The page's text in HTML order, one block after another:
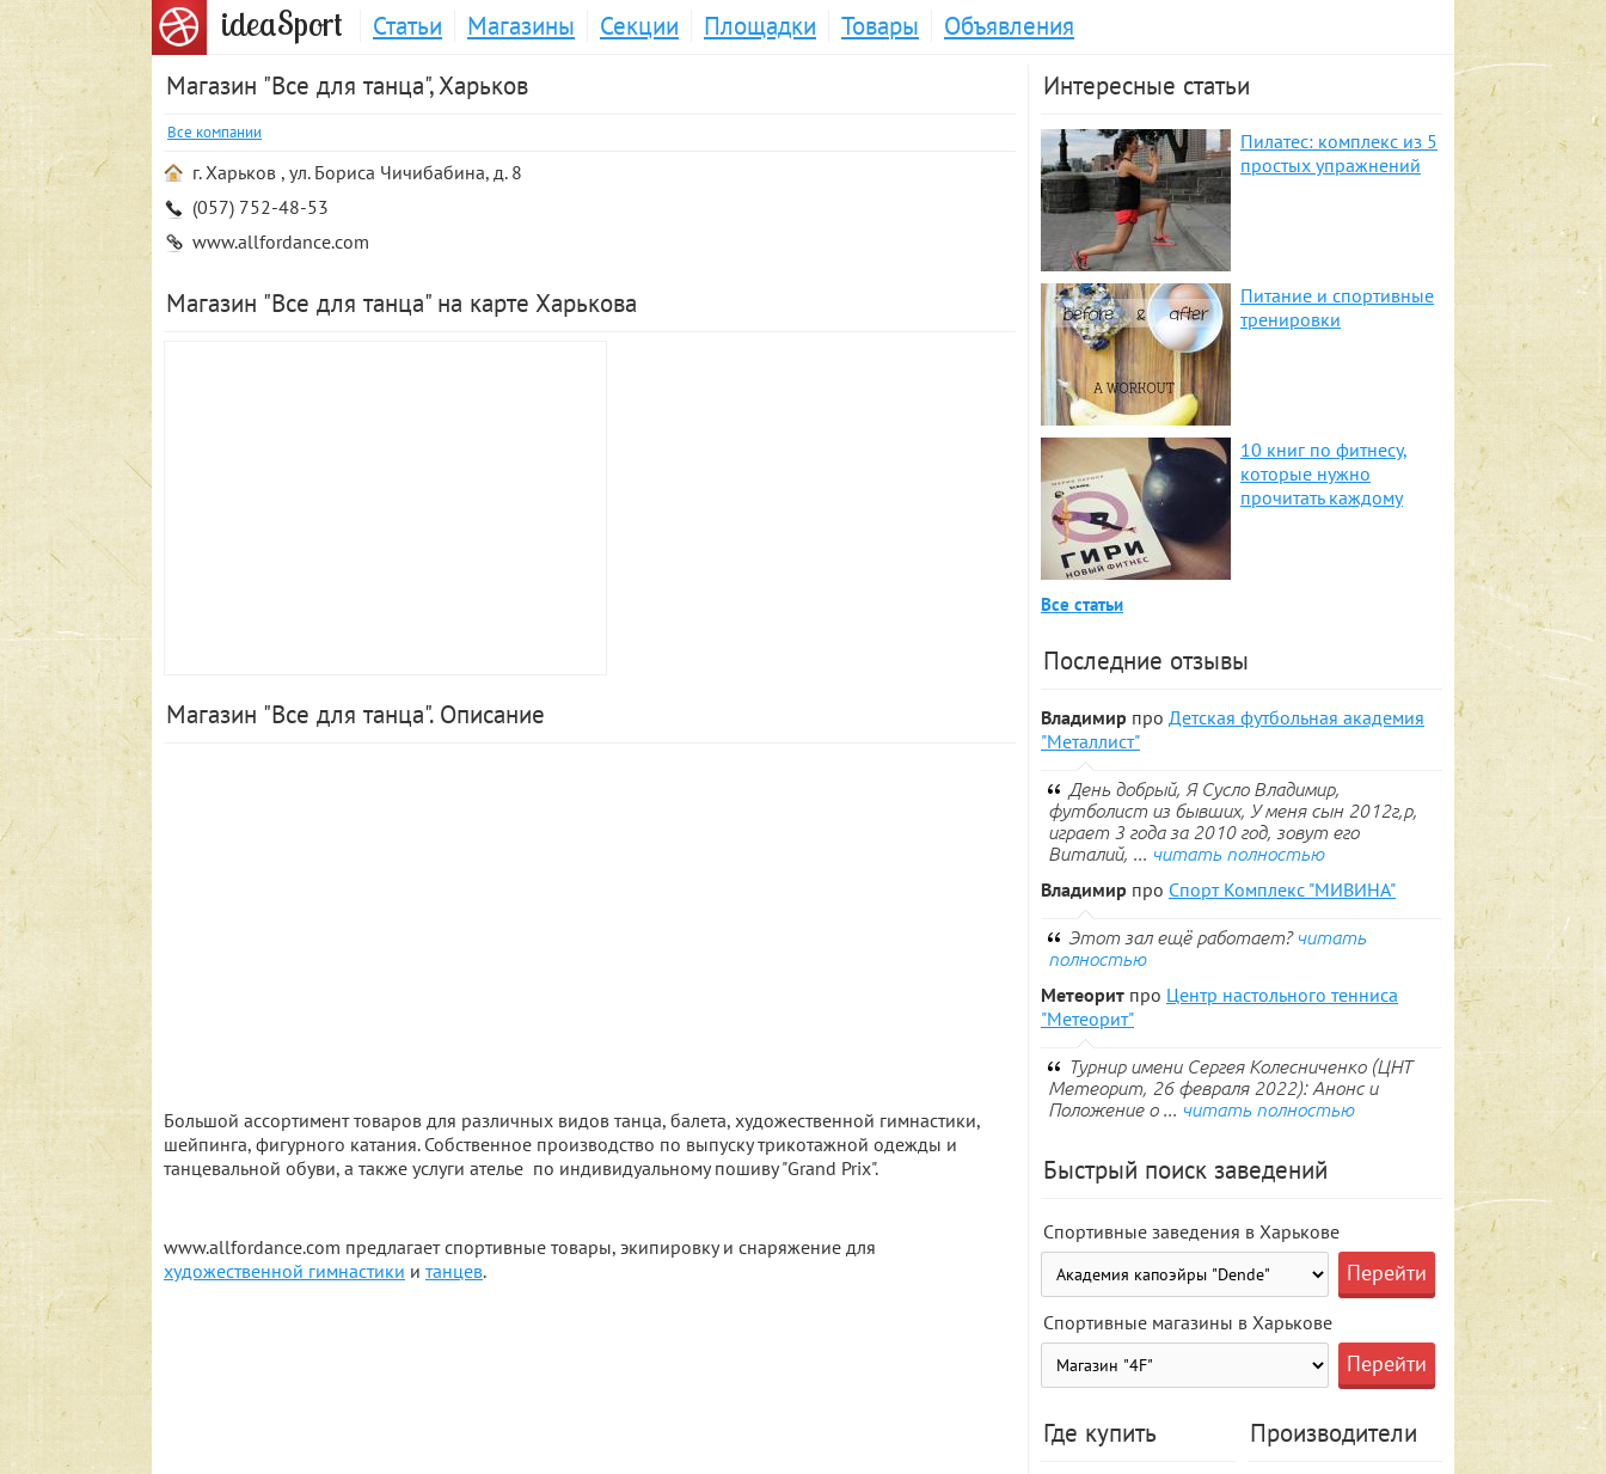
ideaSport Статьи Магазины Секции Площадки Товары
Объявления
Магазин "Все для танца", Харьков
Все компании
г. Харьков , ул. Бориса Чичибабина, д. 8
(057) 752-48-53
www.allfordance.com
Магазин "Все для танца" на карте Харькова
Магазин "Все для танца". Описание
Большой ассортимент товаров для различных видов танца, балета, художественной гимнастики,
шейпинга, фигурного катания. Собственное производство по выпуску трикотажной одежды и
танцевальной обуви, а также услуги ателье по индивидуальному пошиву "Grand Prix".
www.allfordance.com предлагает спортивные товары, экипировку и снаряжение для
художественной гимнастики и танцев.
Интересные статьи
Пилатес: комплекс из 5
простых упражнений
Питание и спортивные
тренировки
10 книг по фитнесу,
которые нужно
прочитать каждому
Все статьи
Последние отзывы
Владимир про Детская футбольная академия
"Металлист"
День добрый, Я Сусло Владимир,
футболист из бывших, У меня сын 2012г,р,
играет 3 года за 2010 год, зовут его
Виталий, ... читать полностью
Владимир про Спорт Комплекс "МИВИНА"
Этот зал ещё работает? читать
полностью
Метеорит про Центр настольного тенниса
"Метеорит"
Турнир имени Сергея Колесниченко (ЦНТ
Метеорит, 26 февраля 2022): Анонс и
Положение о ... читать полностью
Быстрый поиск заведений
Спортивные заведения в Харькове
Спортивные магазины в Харькове
Где купить Производители